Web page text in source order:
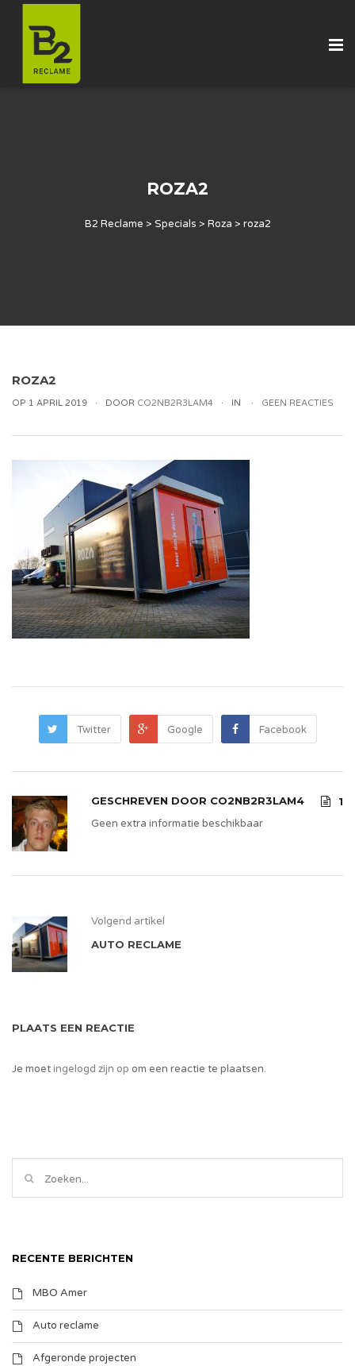
ROZA2
B2 Reclame > Specials > Roza > roza2
ROZA2
OP 1 APRIL 2019 DOOR CO2NB2R3LAM4 IN GEEN REACTIES
Twitter Google Facebook
GESCHREVEN DOOR CO2NB2R3LAM4
1
Geen extra informatie beschikbaar
Volgend artikel
AUTO RECLAME
PLAATS EEN REACTIE
Je moetingelogd zijn op om een reactie te plaatsen.
RECENTE BERICHTEN
MBO Amer
Auto reclame
Afgeronde projecten